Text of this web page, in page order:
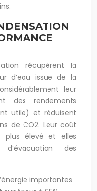
récupèrent la
d’eau issue de la
leur
des rendements
utile) et réduisent
de CO2. Leur coût
plus élevé et elles
des
importantes